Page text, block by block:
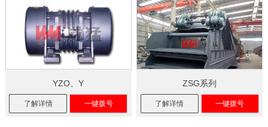
YZO、Y
了解详情 一键拨号
ZSG系列
了解详情 一键拨号